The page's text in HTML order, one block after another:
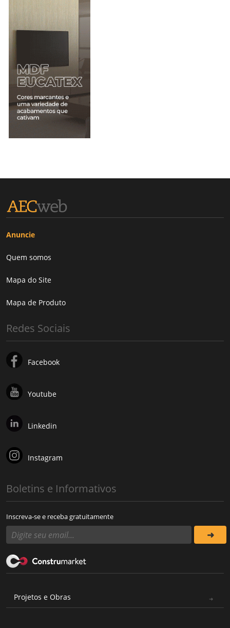
Anuncie
Quem somos
Mapa do Site
Mapa de Produto
Redes Sociais
Facebook
Youtube
Linkedin
Instagram
Boletins e Informativos
Inscreva-se e receba gratuitamente
Projetos e Obras